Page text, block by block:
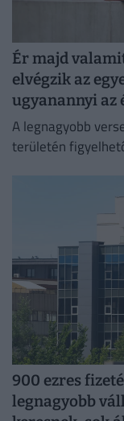
Ér majd
elvégzik az
ugyanannyi az
A legnagyobb
területén
900 ezres
legnagyobb